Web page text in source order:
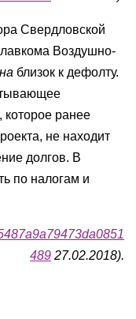
Свердловской
Воздушно-
близок к дефолту.
которое ранее
не находит
долгов. В
по налогам и
489 27.02.2018).